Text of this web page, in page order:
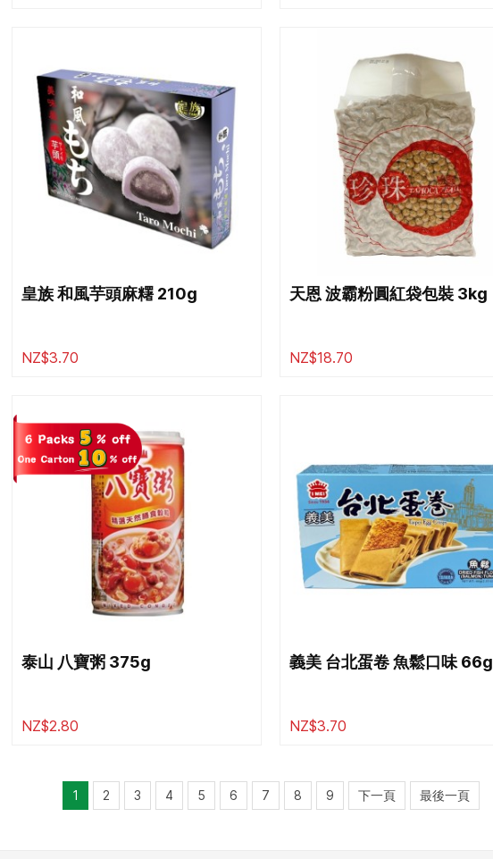
皇族 和風芋頭麻糬 210g
NZ$3.70
天恩 波霸粉圓紅袋包裝 3kg
NZ$18.70
泰山 八寶粥 375g
NZ$2.80
義美 台北蛋卷 魚鬆口味 66g
NZ$3.70
1 2 3 4 5 6 7 8 9 下一頁 最後一頁